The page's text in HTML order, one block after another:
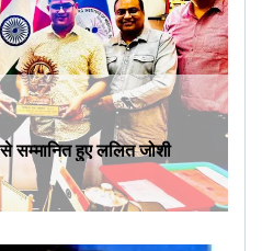
सम्मानित हुए ललित जोशी